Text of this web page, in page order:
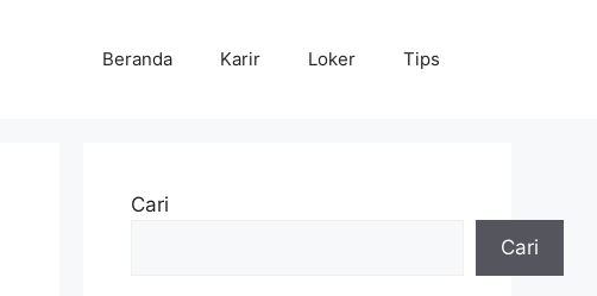
Beranda Karir Loker Tips
Cari
Cari